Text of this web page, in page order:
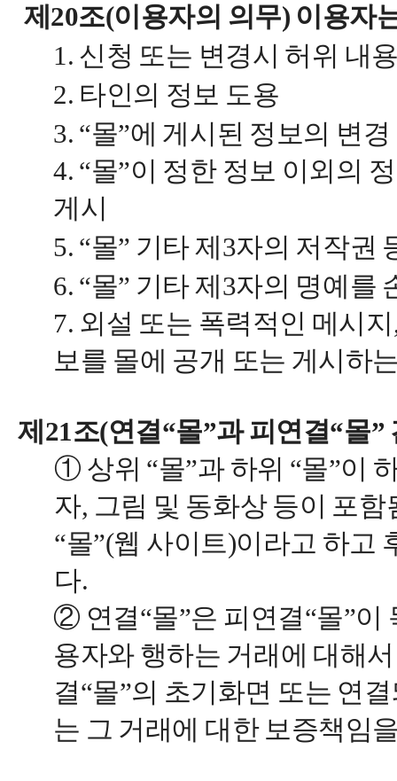
제20조(이용자의 의무) 이용자
1. 신청 또는 변경시 허위 내
2. 타인의 정보 도용
3. “몰”에 게시된 정보의 변경
4. “몰”이 정한 정보 이외의
게시
5. “몰” 기타 제3자의 저작
6. “몰” 기타 제3자의 명예
7. 외설 또는 폭력적인 메시
보를 몰에 공개 또는 게시하
제21조(연결“몰”과 피연결“몰”
① 상위 “몰”과 하위 “몰”이
자, 그림 및 동화상 등이 포
“몰”(웹 사이트)이라고 하고
다.
② 연결“몰”은 피연결“몰”이
용자와 행하는 거래에 대해
결“몰”의 초기화면 또는 연
는 그 거래에 대한 보증책임